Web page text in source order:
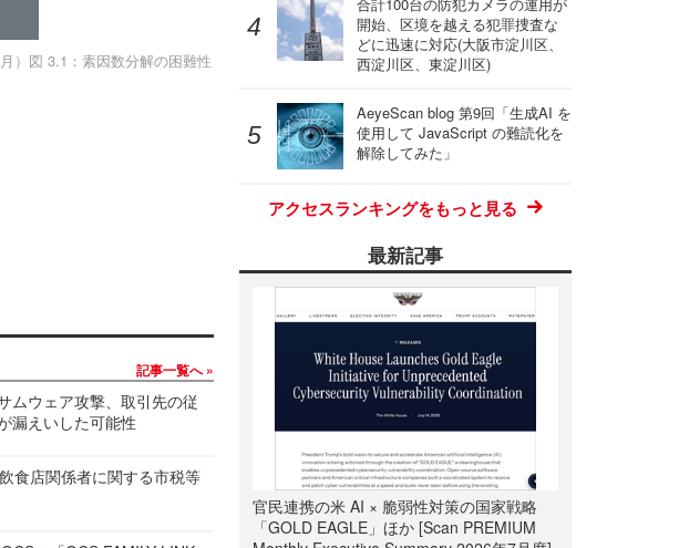
）図 3.1：素因数分解の困難性
記事一覧へ
ムウェア攻撃、取引先の従
漏えいした可能性
食店関係者に関する市税等
開始、区境を越える犯罪捜査な
どに迅速に対応(大阪市淀川区、
西淀川区、東淀川区)
AeyeScan blog 第9回「生成AI を
使用して JavaScript の難読化を
解除してみた」
アクセスランキングをもっと見る
最新記事
官民連携の米 AI × 脆弱性対策の国家戦略
「GOLD EAGLE」ほか [Scan PREMIUM